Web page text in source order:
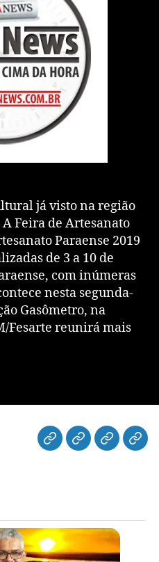
já visto na região
Feira de Artesanato
Paraense 2019
de 3 a 10 de
com inúmeras
nesta segunda-
Gasômetro, na
Fesarte reunirá mais